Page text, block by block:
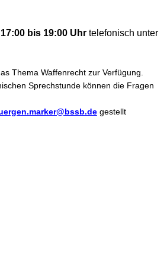
bis 19:00 Uhrtelefonisch unter
Thema Waffenrecht zur Verfügung.
Sprechstunde können die Fragen
gestellt